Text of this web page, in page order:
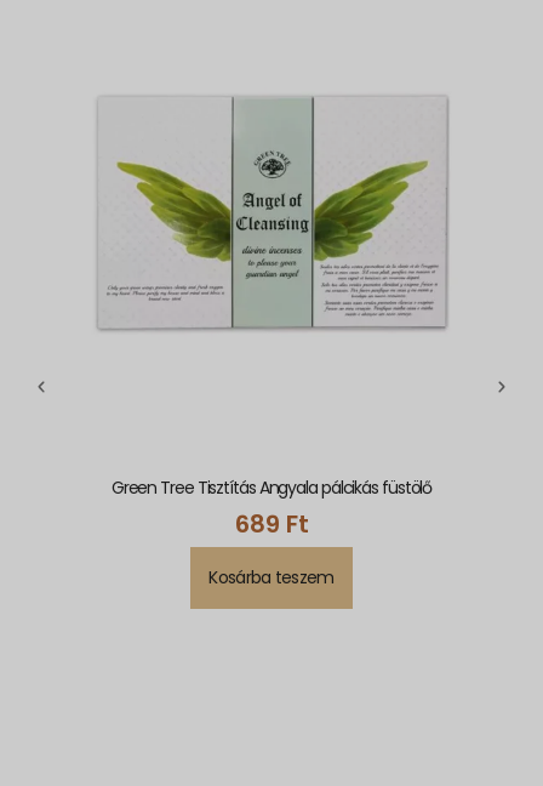
Green Tree Tisztítás Angyala pálcikás füstölő
689 Ft
Kosárba teszem